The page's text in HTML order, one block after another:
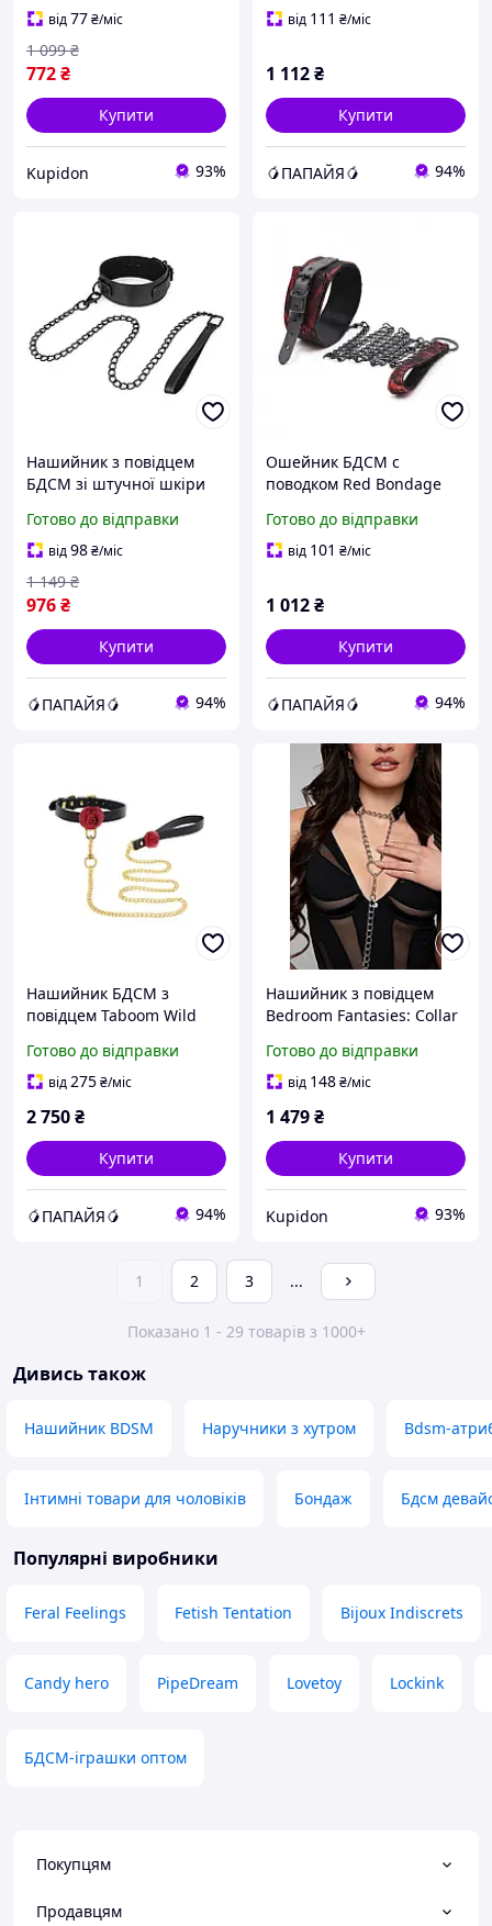
від77₴/міс
772₴
1 099 ₴
Купити
Kupidon 93%
від 111 ₴/міс
1 112₴
Купити
🥭ПАПАЙЯ🥭 94%
Нашийник з повідцем
БДСМ зі штучної шкіри
Fantasies Папайя
Готово до відправки
від98₴/міс
976₴
1 149 ₴
Купити
🥭ПАПАЙЯ🥭 94%
Ошейник БДСМ с
поводком Red Bondage
Готово до відправки
від 101 ₴/міс
1 012₴
Купити
🥭ПАПАЙЯ🥭 94%
Нашийник БДСМ з
повідцем Taboom Wild
декоративними
трояндами
Готово до відправки
від275₴/міс
2 750₴
Купити
🥭ПАПАЙЯ🥭 94%
Нашийник з повідцем
Bedroom Fantasies: Collar
Готово до відправки
від 148₴/міс
1 479₴
Купити
Kupidon 93%
1 2 3 ...
Показано 1 - 29 товарів з 1000+
Дивись також
Нашийник BDSM Наручники з хутром Bdsm-
Інтимні товари для чоловіків Бондаж Бдсм
Популярні виробники
Feral Feelings Fetish Tentation Bijoux Indiscrets
Candy hero PipeDream Lovetoy Lockink
БДСМ-іграшки оптом
Покупцям
Продавцям